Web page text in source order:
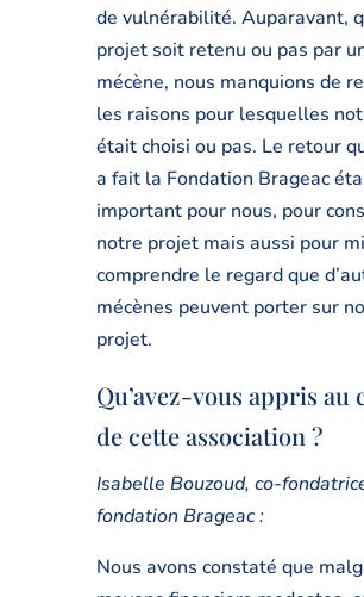
de vulnérabilité. Auparavant,
projet soit retenu ou pas par
mécène, nous manquions de
les raisons pour lesquelles
était choisi ou pas. Le retour
a fait la Fondation Brageac
important pour nous, pour
notre projet mais aussi pour
comprendre le regard que
mécènes peuvent porter sur
projet.
Qu’avez-vous appris au
de cette association ?
Isabelle Bouzoud, co-
fondation Brageac :
Nous avons constaté que